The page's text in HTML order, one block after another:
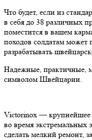
Что будет, если из
в себя до 38 различных
поместится в вашем
походов солдатам может
разрабатывать
Надежные, практичные,
символом Швейцарии.
Victorinox — крупнейшее
во время
сделать мелкий ремонт,